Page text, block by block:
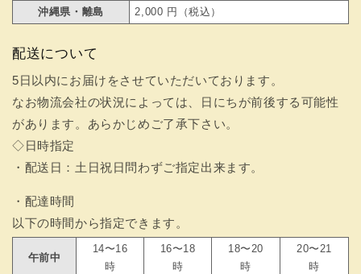
沖縄県・離島
2,000 円（税込）
配送について
5日以内にお届けをさせていただいております。
なお物流会社の状況によっては、日にちが前後する可能性
があります。あらかじめご了承下さい。
◇日時指定
・配送日：土日祝日問わずご指定出来ます。
・配達時間
以下の時間から指定できます。
午前中
14〜16
時
16〜18
時
18〜20
時
20〜21
時